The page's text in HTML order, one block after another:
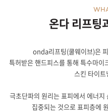
온다 리프팅
onda리프팅(쿨웨이브)은
특허받은 핸드피스를 통해 특수마
스킨 타이
극초단파의 원리는 표피에서 에너
집중되는 것으로 표피층에